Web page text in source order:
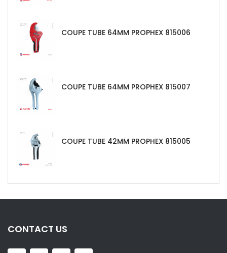
COUPE TUBE 64MM PROPHEX 815006
COUPE TUBE 64MM PROPHEX 815007
COUPE TUBE 42MM PROPHEX 815005
CONTACT US